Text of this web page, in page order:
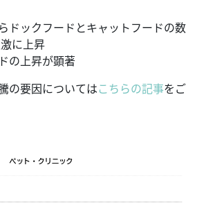
ドックフードとキャットフードの数
に上昇
の上昇が顕著
の要因についてはこちらの記事をご